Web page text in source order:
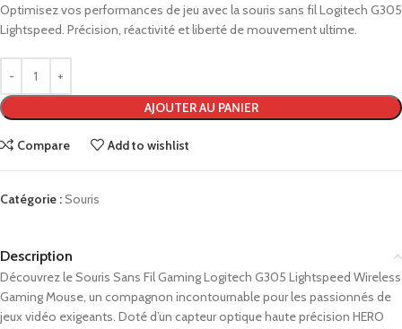
Optimisez vos performances de jeu avec la souris sans fil Logitech G305
Lightspeed. Précision, réactivité et liberté de mouvement ultime.
AJOUTER AU PANIER
Compare Add to wishlist
Catégorie :Souris
Description
Découvrez le Souris Sans Fil Gaming Logitech G305 Lightspeed Wireless
Gaming Mouse, un compagnon incontournable pour les passionnés de
jeux vidéo exigeants. Doté d’un capteur optique haute précision HERO